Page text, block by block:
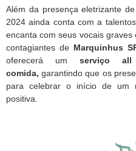
Além da presença eletrizante
2024 ainda conta com a
encanta com seus vocais
contagiantes de Marquinhus
oferecerá um serviço
comida, garantindo que os
para celebrar o início de um
positiva.